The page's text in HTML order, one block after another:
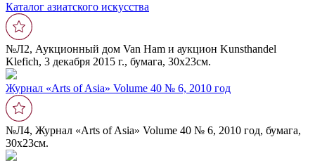
Каталог азиатского искусства
№Л2, Аукционный дом Van Ham и аукцион Kunsthandel
Klefich, 3 декабря 2015 г., бумага, 30х23см.
Журнал «Arts of Asia» Volume 40 № 6, 2010 год
№Л4, Журнал «Arts of Asia» Volume 40 № 6, 2010 год, бумага,
30х23см.